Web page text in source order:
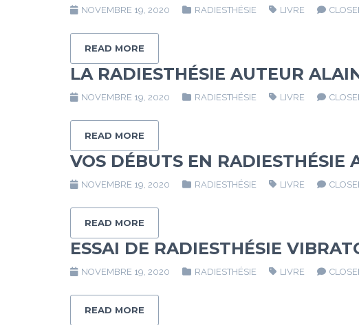
NOVEMBRE 19, 2020 RADIESTHÉSIE LIVRE
READ MORE
LA RADIESTHÉSIE AUTEUR
NOVEMBRE 19, 2020 RADIESTHÉSIE LIVRE
READ MORE
VOS DÉBUTS EN RADIESTHÉSIE
NOVEMBRE 19, 2020 RADIESTHÉSIE LIVRE
READ MORE
ESSAI DE RADIESTHÉSIE
NOVEMBRE 19, 2020 RADIESTHÉSIE LIVRE
READ MORE